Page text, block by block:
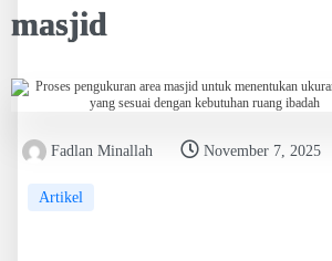
masjid
Fadlan Minallah November 7, 2025
Artikel